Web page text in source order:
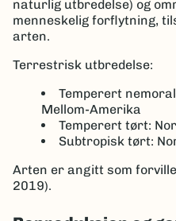
naturlig utbredelse) og
menneskelig forflytning,
arten.
Terrestrisk utbredelse:
Temperert
Mellom-Amerika
Temperert tørt:
Subtropisk tørt:
Arten er angitt som
2019).